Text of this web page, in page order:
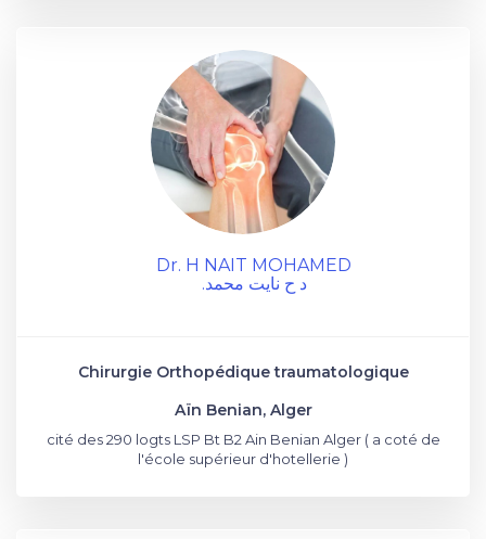
Dr. H NAIT MOHAMED
.د ح نايت محمد
Chirurgie Orthopédique traumatologique
Aïn Benian, Alger
cité des 290 logts LSP Bt B2 Ain Benian Alger ( a coté de
l'école supérieur d'hotellerie )